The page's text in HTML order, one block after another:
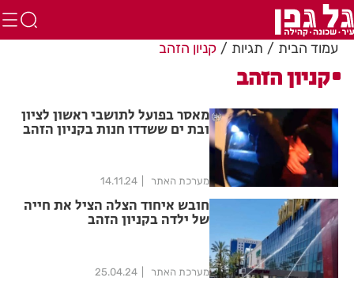
עמוד הבית תגיות קניון הזהב
קניון הזהב
מאסר בפועל לתושבי ראשון לציון
ובת ים ששדדו חנות בקניון הזהב
מערכת האתר 14.11.24
חובש איחוד הצלה הציל את חייה
של ילדה בקניון הזהב
מערכת האתר 25.04.24